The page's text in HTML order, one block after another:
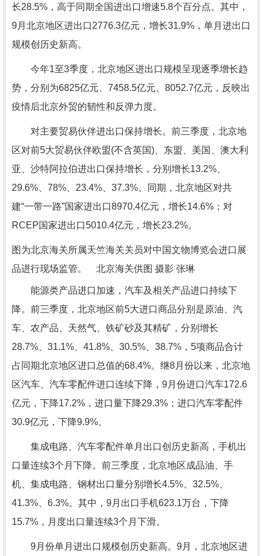
长28.5%，高于同期全国进出口增速5.8个百分点。其中，
9月北京地区进出口2776.3亿元，增长31.9%，单月进出口
规模创历史新高。
今年1至3季度，北京地区进出口规模呈现逐季增长趋
势，分别为6825亿元、7458.5亿元、8052.7亿元，反映出
疫情后北京外贸的韧性和反弹力度。
对主要贸易伙伴进出口保持增长。前三季度，北京地
区对前5大贸易伙伴欧盟(不含英国)、东盟、美国、澳大利
亚、沙特阿拉伯进出口保持增长，分别增长13.2%、
29.6%、78%、23.4%、37.3%。同期，北京地区对共
建“一带一路”国家进出口8970.4亿元，增长14.6%；对
RCEP国家进出口5010.4亿元，增长23.2%。
图为北京海关所属天竺海关关员对中国文物博览会进口展
品进行现场监管。 北京海关供图 摄影 张琳
能源类产品进口加速，汽车及相关产品进口持续下
降。前三季度，北京地区前5大进口商品分别是原油、汽
车、农产品、天然气、铁矿砂及其精矿，分别增长
28.7%、31.1%、41.8%、30.5%、38.7%，5项商品合计
占同期北京地区进口总值的68.4%。继8月份以来，北京地
区汽车、汽车零配件进口连续下降，9月份进口汽车172.6
亿元，下降17.2%，进口量下降29.3%；进口汽车零配件
30.9亿元，下降9.9%。
集成电路、汽车零配件单月出口创历史新高，手机出
口量连续3个月下降。前三季度，北京地区成品油、手
机、集成电路、钢材出口量分别增长4.5%、32.5%、
41.3%、6.3%。其中，9月出口手机623.1万台，下降
15.7%，月度出口量连续3个月下滑。
9月份单月进出口规模创历史新高。9月，北京地区进